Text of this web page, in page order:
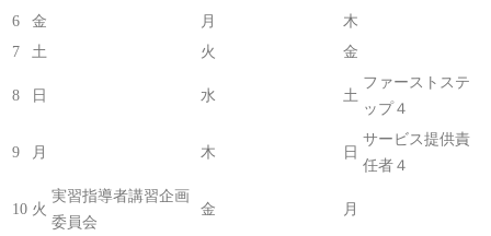
6 金 月
木
7
土 火 金
8 日 水 土
ファーストステ
ップ４
9 月 木 日
サービス提供責
任者４
10 火
実習指導者講習企画
委員会
金 月